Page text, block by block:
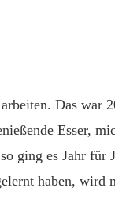
Das war
Esser,
ging es Jahr für
haben, wird